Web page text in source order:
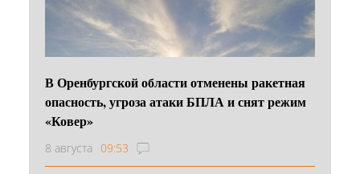
В Оренбургской области отменены ракетная
опасность, угроза атаки БПЛА и снят режим
«Ковер»
8 августа 09:53